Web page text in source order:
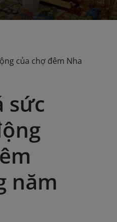
của chợ đêm Nha
sức
năm